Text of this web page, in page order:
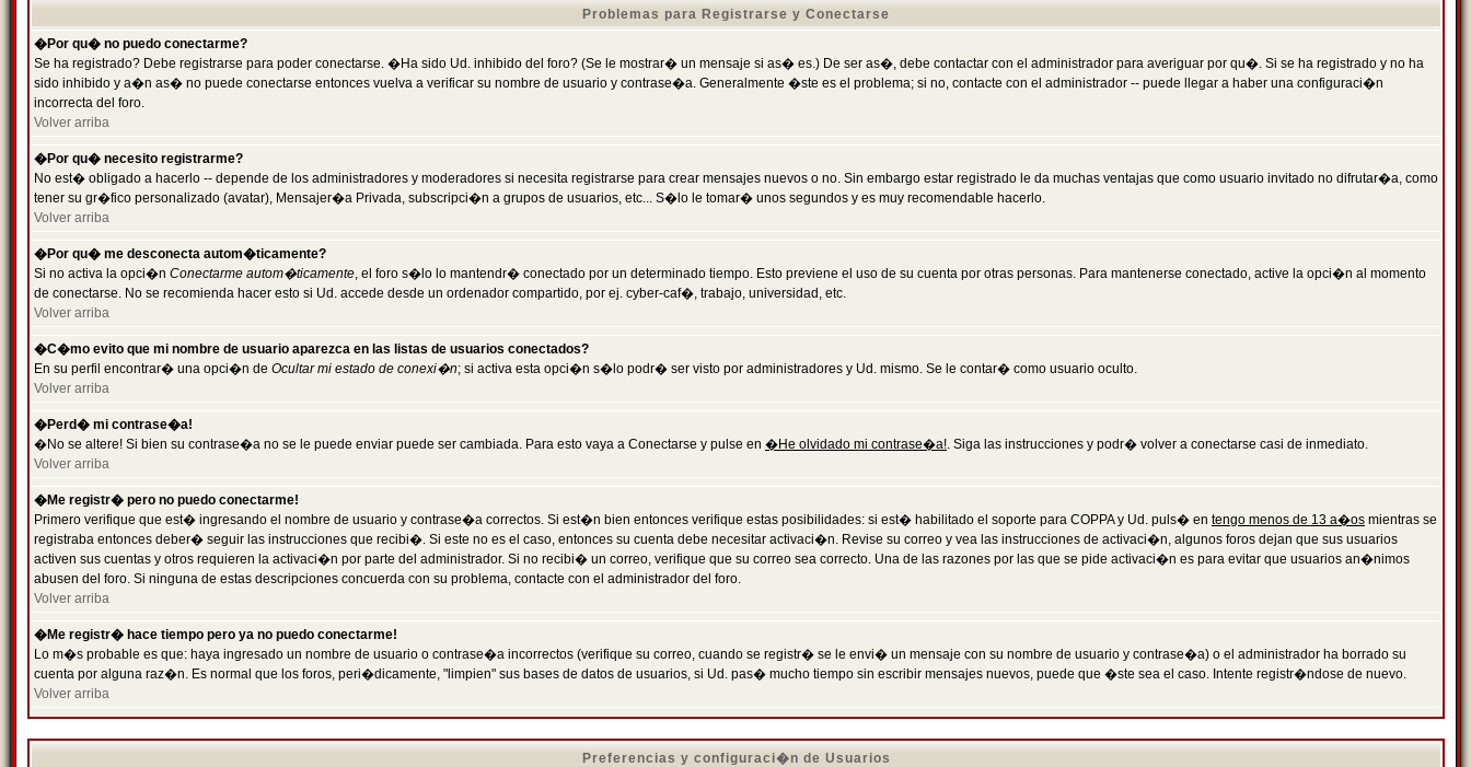
Problemas para Registrarse y Conectarse
�Por qu� no puedo conectarme?
Se ha registrado? Debe registrarse para poder conectarse. �Ha sido Ud. inhibido del foro? (Se le mostrar� un mensaje si as� es.) De ser as�, debe contactar con el administrador para averiguar por qu�. Si se ha registrado y no ha
sido inhibido y a�n as� no puede conectarse entonces vuelva a verificar su nombre de usuario y contrase�a. Generalmente �ste es el problema; si no, contacte con el administrador -- puede llegar a haber una configuraci�n
incorrecta del foro.
Volver arriba
�Por qu� necesito registrarme?
No est� obligado a hacerlo -- depende de los administradores y moderadores si necesita registrarse para crear mensajes nuevos o no. Sin embargo estar registrado le da muchas ventajas que como usuario invitado no difrutar�a, como
tener su gr�fico personalizado (avatar), Mensajer�a Privada, subscripci�n a grupos de usuarios, etc... S�lo le tomar� unos segundos y es muy recomendable hacerlo.
Volver arriba
�Por qu� me desconecta autom�ticamente?
Si no activa la opci�n Conectarme autom�ticamente, el foro s�lo lo mantendr� conectado por un determinado tiempo. Esto previene el uso de su cuenta por otras personas. Para mantenerse conectado, active la opci�n al momento
de conectarse. No se recomienda hacer esto si Ud. accede desde un ordenador compartido, por ej. cyber-caf�, trabajo, universidad, etc.
Volver arriba
�C�mo evito que mi nombre de usuario aparezca en las listas de usuarios conectados?
En su perfil encontrar� una opci�n de Ocultar mi estado de conexi�n; si activa esta opci�n s�lo podr� ser visto por administradores y Ud. mismo. Se le contar� como usuario oculto.
Volver arriba
�Perd� mi contrase�a!
�No se altere! Si bien su contrase�a no se le puede enviar puede ser cambiada. Para esto vaya a Conectarse y pulse en �He olvidado mi contrase�a!. Siga las instrucciones y podr� volver a conectarse casi de inmediato.
Volver arriba
�Me registr� pero no puedo conectarme!
Primero verifique que est� ingresando el nombre de usuario y contrase�a correctos. Si est�n bien entonces verifique estas posibilidades: si est� habilitado el soporte para COPPA y Ud. puls� en tengo menos de 13 a�os mientras se
registraba entonces deber� seguir las instrucciones que recibi�. Si este no es el caso, entonces su cuenta debe necesitar activaci�n. Revise su correo y vea las instrucciones de activaci�n, algunos foros dejan que sus usuarios
activen sus cuentas y otros requieren la activaci�n por parte del administrador. Si no recibi� un correo, verifique que su correo sea correcto. Una de las razones por las que se pide activaci�n es para evitar que usuarios an�nimos
abusen del foro. Si ninguna de estas descripciones concuerda con su problema, contacte con el administrador del foro.
Volver arriba
�Me registr� hace tiempo pero ya no puedo conectarme!
Lo m�s probable es que: haya ingresado un nombre de usuario o contrase�a incorrectos (verifique su correo, cuando se registr� se le envi� un mensaje con su nombre de usuario y contrase�a) o el administrador ha borrado su
cuenta por alguna raz�n. Es normal que los foros, peri�dicamente, "limpien" sus bases de datos de usuarios, si Ud. pas� mucho tiempo sin escribir mensajes nuevos, puede que �ste sea el caso. Intente registr�ndose de nuevo.
Volver arriba
Preferencias y configuraci�n de Usuarios